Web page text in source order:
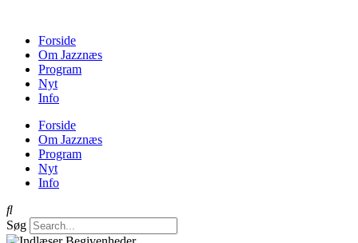
Forside
Om Jazznæs
Program
Nyt
Info
Forside
Om Jazznæs
Program
Nyt
Info
Søg